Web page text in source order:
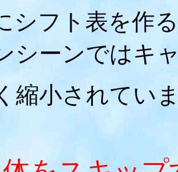
シフト表を作
シーンではキ
縮小されてい